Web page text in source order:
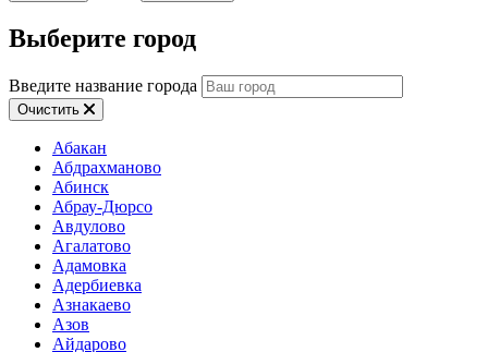
Выберите город
Введите название города
Очистить
Абакан
Абдрахманово
Абинск
Абрау-Дюрсо
Авдулово
Агалатово
Адамовка
Адербиевка
Азнакаево
Азов
Айдарово